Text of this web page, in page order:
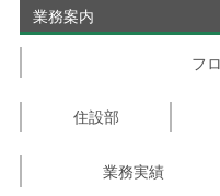
業務案内
フ
住設部
業務実績